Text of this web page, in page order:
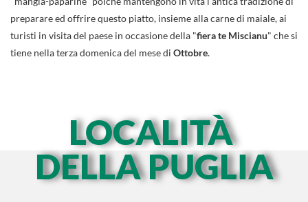
preparare ed offrire questo piatto, insieme alla carne di maiale, ai
turisti in visita del paese in occasione della "fiera te Miscianu" che si
tiene nella terza domenica del mese di Ottobre.
LOCALITÀ
DELLA PUGLIA